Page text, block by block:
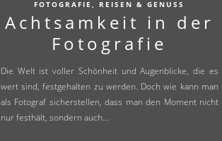
FOTOGRAFIE, REISEN & GENUSS
Achtsamkeit in der
Fotografie
Die Welt ist voller Schönheit und Augenblicke, die es
wert sind, festgehalten zu werden. Doch wie kann man
als Fotograf sicherstellen, dass man den Moment nicht
nur festhält, sondern auch…